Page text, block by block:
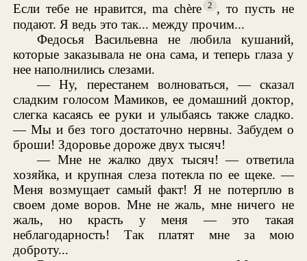
Если тебе не нравится, ma chère
2 , то пусть не
подают. Я ведь это так... между прочим...
Федосья Васильевна не любила кушаний,
которые заказывала не она сама, и теперь глаза у
нее наполнились слезами.
— Ну, перестанем волноваться, — сказал
сладким голосом Мамиков, ее домашний доктор,
слегка касаясь ее руки и улыбаясь также сладко.
— Мы и без того достаточно нервны. Забудем о
броши! Здоровье дороже двух тысяч!
— Мне не жалко двух тысяч! — ответила
хозяйка, и крупная слеза потекла по ее щеке. —
Меня возмущает самый факт! Я не потерплю в
своем доме воров. Мне не жаль, мне ничего не
жаль, но красть у меня — это такая
неблагодарность! Так платят мне за мою
доброту...